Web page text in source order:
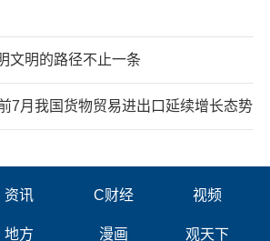
文明的路径不止一条
7月我国货物贸易进出口延续增长态势
资讯 C财经 视频
地方 漫画 观天下